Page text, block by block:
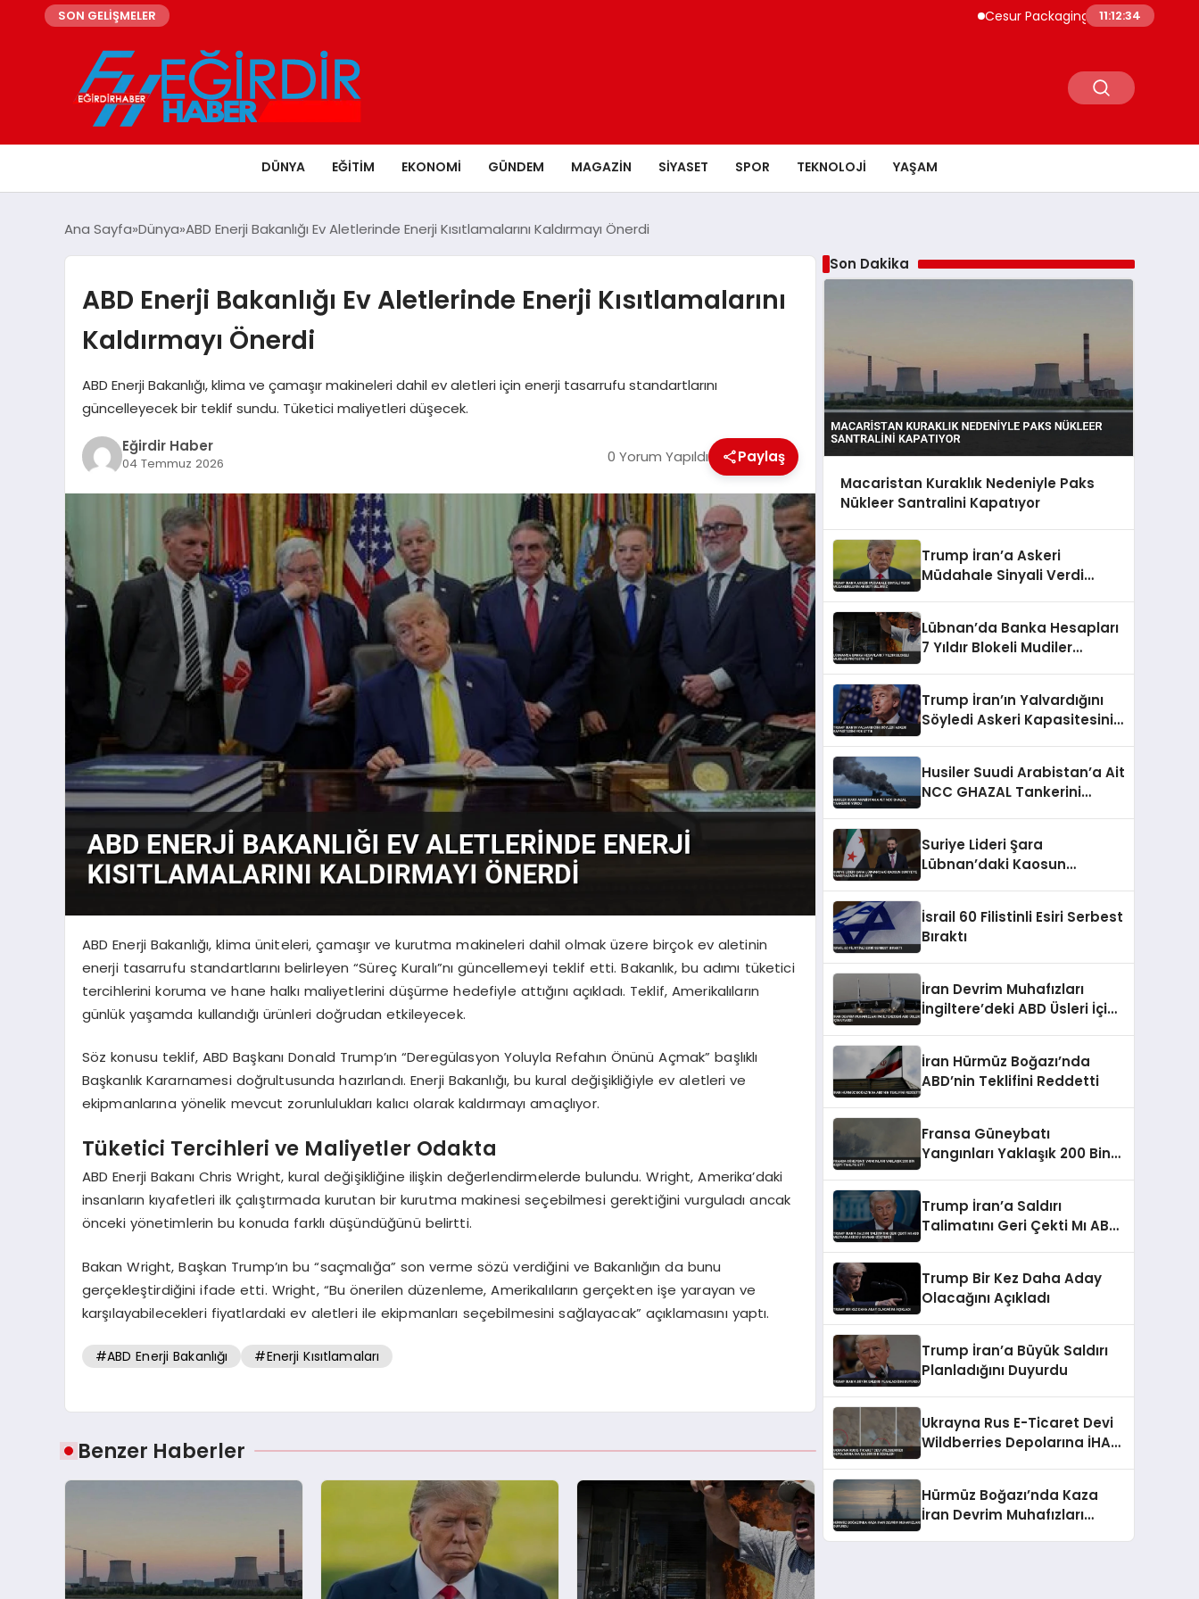
SON GELİŞMELER Cesur Packaging, Mısır’daki Üretim
11:12:35
DÜNYA EĞITIM EKONOMI GÜNDEM MAGAZIN SIYASET SPOR TEKNOLOJI YAŞAM
Ana Sayfa Dünya ABD Enerji Bakanlığı Ev Aletlerinde Enerji Kısıtlamalarını Kaldırmayı Önerdi
ABD Enerji Bakanlığı Ev Aletlerinde Enerji Kısıtlamalarını
Kaldırmayı Önerdi
ABD Enerji Bakanlığı, klima ve çamaşır makineleri dahil ev aletleri için enerji tasarrufu standartlarını
güncelleyecek bir teklif sundu. Tüketici maliyetleri düşecek.
Eğirdir Haber
04 Temmuz 2026 0 Yorum Yapıldı Paylaş
ABD Enerji Bakanlığı, klima üniteleri, çamaşır ve kurutma makineleri dahil olmak üzere birçok ev aletinin
enerji tasarrufu standartlarını belirleyen “Süreç Kuralı”nı güncellemeyi teklif etti. Bakanlık, bu adımı tüketici
tercihlerini koruma ve hane halkı maliyetlerini düşürme hedefiyle attığını açıkladı. Teklif, Amerikalıların
günlük yaşamda kullandığı ürünleri doğrudan etkileyecek.
Söz konusu teklif, ABD Başkanı Donald Trump’ın “Deregülasyon Yoluyla Refahın Önünü Açmak” başlıklı
Başkanlık Kararnamesi doğrultusunda hazırlandı. Enerji Bakanlığı, bu kural değişikliğiyle ev aletleri ve
ekipmanlarına yönelik mevcut zorunlulukları kalıcı olarak kaldırmayı amaçlıyor.
Tüketici Tercihleri ve Maliyetler Odakta
ABD Enerji Bakanı Chris Wright, kural değişikliğine ilişkin değerlendirmelerde bulundu. Wright, Amerika’daki
insanların kıyafetleri ilk çalıştırmada kurutan bir kurutma makinesi seçebilmesi gerektiğini vurguladı ancak
önceki yönetimlerin bu konuda farklı düşündüğünü belirtti.
Bakan Wright, Başkan Trump’ın bu “saçmalığa” son verme sözü verdiğini ve Bakanlığın da bunu
gerçekleştirdiğini ifade etti. Wright, “Bu önerilen düzenleme, Amerikalıların gerçekten işe yarayan ve
karşılayabilecekleri fiyatlardaki ev aletleri ile ekipmanları seçebilmesini sağlayacak” açıklamasını yaptı.
#ABD Enerji Bakanlığı #Enerji Kısıtlamaları
Benzer Haberler
Son Dakika
Macaristan Kuraklık Nedeniyle Paks
Nükleer Santralini Kapatıyor
Trump İran’a Askeri
Müdahale Sinyali Verdi
Lübnan’da Banka Hesapları
7 Yıldır Blokeli Mudiler
Trump İran’ın Yalvardığını
Söyledi Askeri Kapasitesini
Husiler Suudi Arabistan’a Ait
NCC GHAZAL Tankerini
Suriye Lideri Şara
Lübnan’daki Kaosun
İsrail 60 Filistinli Esiri Serbest
Bıraktı
İran Devrim Muhafızları
İngiltere’deki ABD Üsleri İçin
İran Hürmüz Boğazı’nda
ABD’nin Teklifini Reddetti
Fransa Güneybatı
Yangınları Yaklaşık 200 Bin
Trump İran’a Saldırı
Talimatını Geri Çekti Mı ABD
Trump Bir Kez Daha Aday
Olacağını Açıkladı
Trump İran’a Büyük Saldırı
Planladığını Duyurdu
Ukrayna Rus E-Ticaret Devi
Wildberries Depolarına İHA
Hürmüz Boğazı’nda Kaza
İran Devrim Muhafızları